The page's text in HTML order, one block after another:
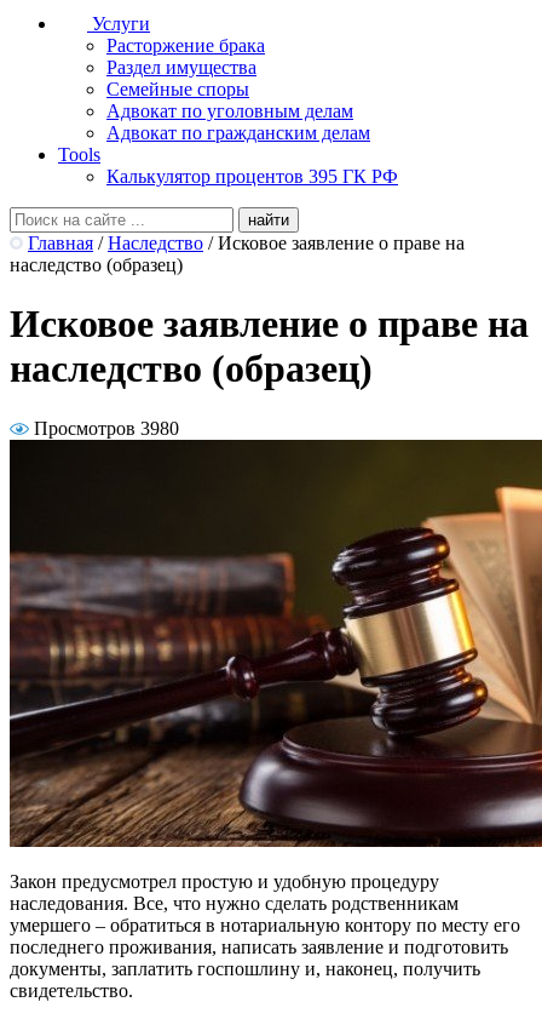
Услуги
Расторжение брака
Раздел имущества
Семейные споры
Адвокат по уголовным делам
Адвокат по гражданским делам
Tools
Калькулятор процентов 395 ГК РФ
Главная / Наследство / Исковое заявление о праве на
наследство (образец)
Исковое заявление о праве на
наследство (образец)
Просмотров 3980
Закон предусмотрел простую и удобную процедуру
наследования. Все, что нужно сделать родственникам
умершего – обратиться в нотариальную контору по месту его
последнего проживания, написать заявление и подготовить
документы, заплатить госпошлину и, наконец, получить
свидетельство.